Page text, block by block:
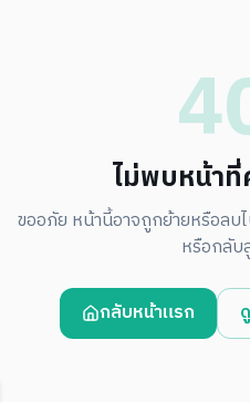
ไม่พบหน้า
ขออภัย หน้านี้อาจถูกย้ายหรือลบ
หรือกลับ
กลับหน้าแรก